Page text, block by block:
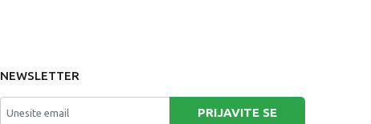
NEWSLETTER
PRIJAVITE SE